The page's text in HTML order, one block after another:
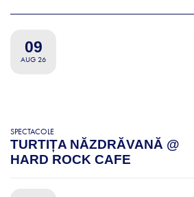
09
AUG 26
SPECTACOLE
TURTIȚA NĂZDRĂVANĂ @
HARD ROCK CAFE